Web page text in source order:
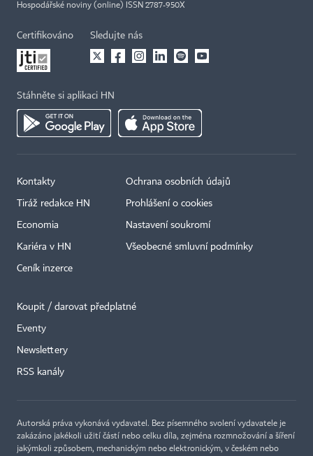
Hospodářské noviny (online) ISSN 2787-950X
Certifikováno Sledujte nás
Stáhněte si aplikaci HN
Kontakty
Tiráž redakce HN
Economia
Kariéra v HN
Ceník inzerce
Ochrana osobních údajů
Prohlášení o cookies
Nastavení soukromí
Všeobecné smluvní podmínky
Koupit / darovat předplatné
Eventy
Newslettery
RSS kanály
Autorská práva vykonává vydavatel. Bez písemného svolení vydavatele je
zakázáno jakékoli užití částí nebo celku díla, zejména rozmnožování a šíření
jakýmkoli způsobem, mechanickým nebo elektronickým, v českém nebo